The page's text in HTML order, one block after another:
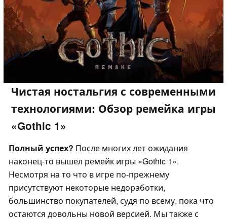
Чистая ностальгия с современными
технологиями: Обзор ремейка игры
«Gothic 1»
Полный успех? После многих лет ожидания
наконец-то вышел ремейк игры «Gothic 1».
Несмотря на то что в игре по-прежнему
присутствуют некоторые недоработки,
большинство покупателей, судя по всему, пока что
остаются довольны новой версией. Мы также с